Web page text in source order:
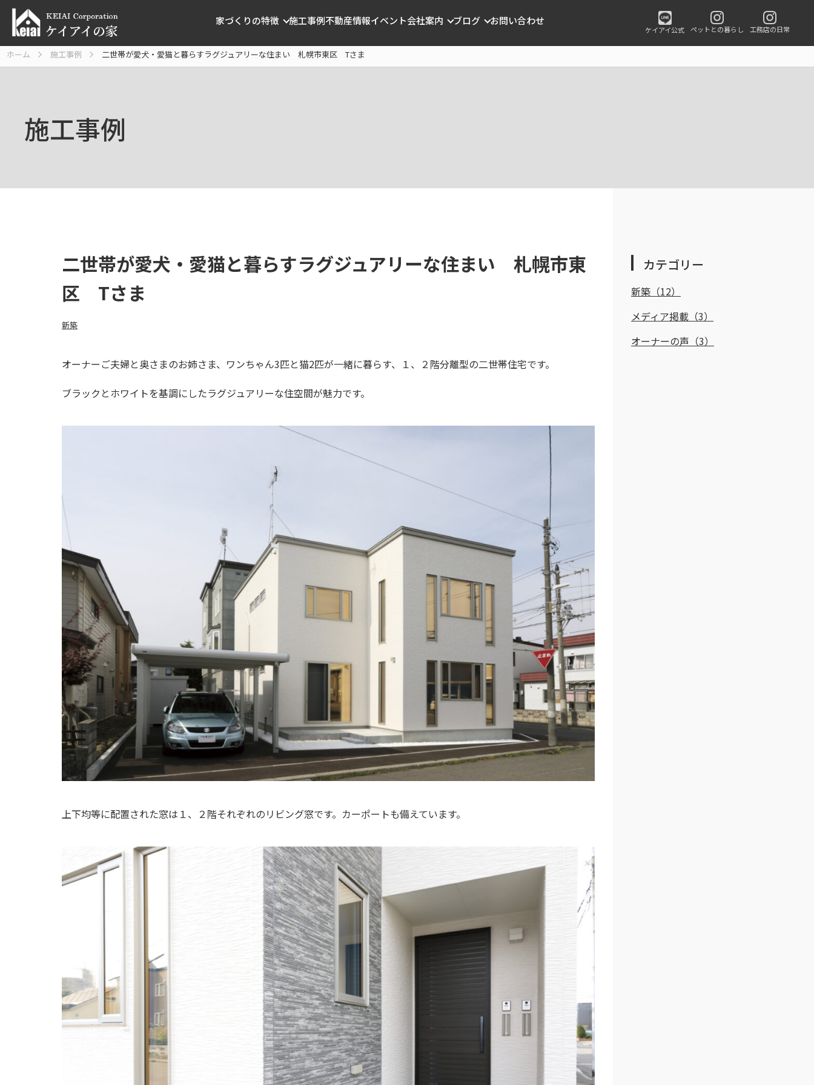
家づくりの特徴 施工事例不動産情報イベント会社案内 ブログ お問い合わせ
ケイアイ公式 ペットとの暮らし 工務店の日常
ホーム 施工事例 二世帯が愛犬・愛猫と暮らすラグジュアリーな住まい 札幌市東区 Tさま
施工事例
二世帯が愛犬・愛猫と暮らすラグジュアリーな住まい 札幌市東
区 Tさま
新築
オーナーご夫婦と奥さまのお姉さま、ワンちゃん3匹と猫2匹が一緒に暮らす、１、２階分離型の二世帯住宅です。
ブラックとホワイトを基調にしたラグジュアリーな住空間が魅力です。
上下均等に配置された窓は１、２階それぞれのリビング窓です。カーポートも備えています。
カテゴリー
新築（12）
メディア掲載（3）
オーナーの声（3）